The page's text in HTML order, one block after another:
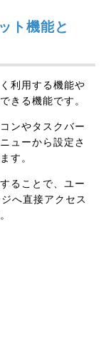
ト機能と
利用する機能や
きる機能です。
ンやタスクバー
ューから設定さ
す。
ることで、ユー
へ直接アクセス